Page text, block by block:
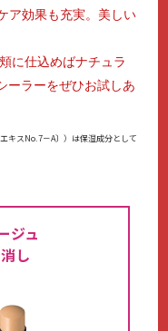
ア効果も充実。美しい
に仕込めばナチュラ
ーラーをぜひお試しあ
キスNo.7－A〕）は保湿成分として
ジュ
し